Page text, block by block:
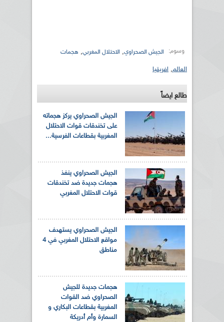
وسوم: الجيش الصحراوي, الاحتلال المغربي, هجمات
العالم, افريقيا
طالع ايضاً
الجيش الصحراوي يركز هجماته
على تخندقات قوات الاحتلال
المغربية بقطاعات الفرسية...
الجيش الصحراوي ينفذ
هجمات جديدة ضد تخندقات
قوات الاحتلال المغربي
الجيش الصحراوي يستهدف
مواقع الاحتلال المغربي في 4
مناطق
هجمات جديدة للجيش
الصحراوي ضد القوات
المغربية بقطاعات البكاري و
السمارة وأم أدريكة